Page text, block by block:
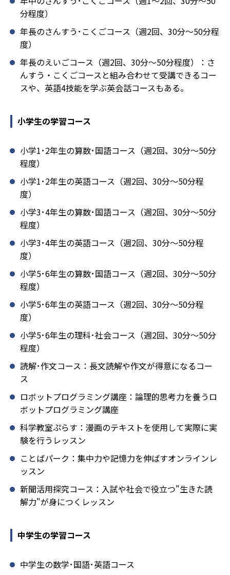
分程度）
年長のさんすう･こくごコース（週2回、30分～50分程
度）
年長のえいごコース（週2回、30分～50分程度）：さ
んすう・こくごコースと組み合わせて受講できるコー
スや、英語4技能を学ぶ英会話コースもある。
小学生の学習コース
小学1･2年生の算数･国語コース（週2回、30分～50分
程度）
小学1･2年生の英語コース（週2回、30分～50分程
度）
小学3･4年生の算数･国語コース（週2回、30分～50分
程度）
小学3･4年生の英語コース（週2回、30分～50分程
度）
小学5･6年生の算数･国語コース（週2回、30分～50分
程度）
小学5･6年生の英語コース（週2回、30分～50分程
度）
小学5･6年生の理科･社会コース（週2回、30分～50分
程度）
読解･作文コース：長文読解や作文が得意になるコー
ス
ロボットプログラミング講座：論理的思考力を養うロ
ボットプログラミング講座
科学教室ぷらす：漫画のテキストを使用して実際に実
験を行うレッスン
ことばパーク：集中力や記憶力を伸ばすオンラインレ
ッスン
新聞活用探究コース：入試や社会で役立つ"生きた読
解力"が身につくレッスン
中学生の学習コース
中学生の数学･国語･英語コース